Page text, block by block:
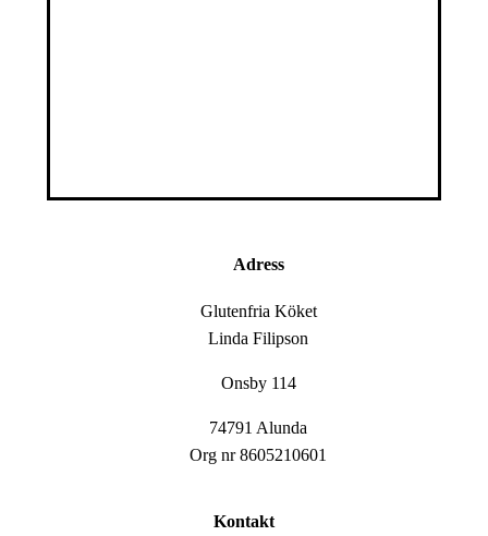
Adress
Glutenfria Köket
Linda Filipson
Onsby 114
74791 Alunda
Org nr 8605210601
Kontakt